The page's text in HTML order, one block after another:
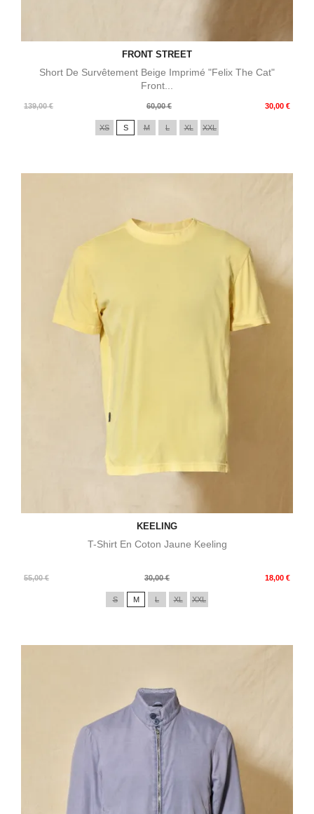
FRONT STREET
Short De Survêtement Beige Imprimé "Felix The Cat"
Front...
139,00 €
Prix
60,00 € 30,00 €
Prix
XS S M L XL XXL
KEELING
T-Shirt En Coton Jaune Keeling
55,00 €
Prix
30,00 € 18,00 €
Prix
S M L XL XXL